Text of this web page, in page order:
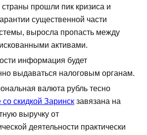
страны прошли пик кризиса и
существенной части
выросла пропасть между
активами.
информация будет
выдаваться налоговым органам.
валюта рубль тесно
скидкой Заринск завязана на
выручку от
деятельности практически